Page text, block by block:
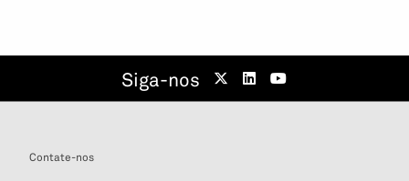
Siga-nos
Contate-nos